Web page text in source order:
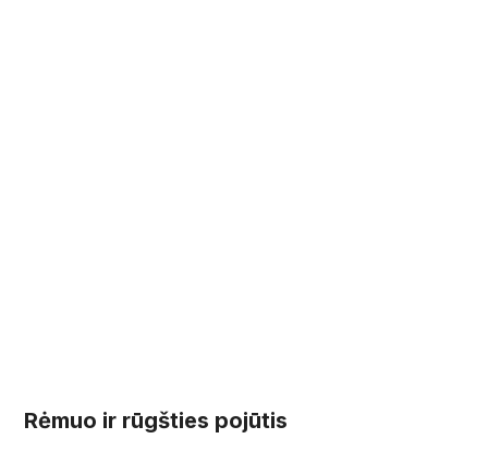
Rėmuo ir rūgšties pojūtis